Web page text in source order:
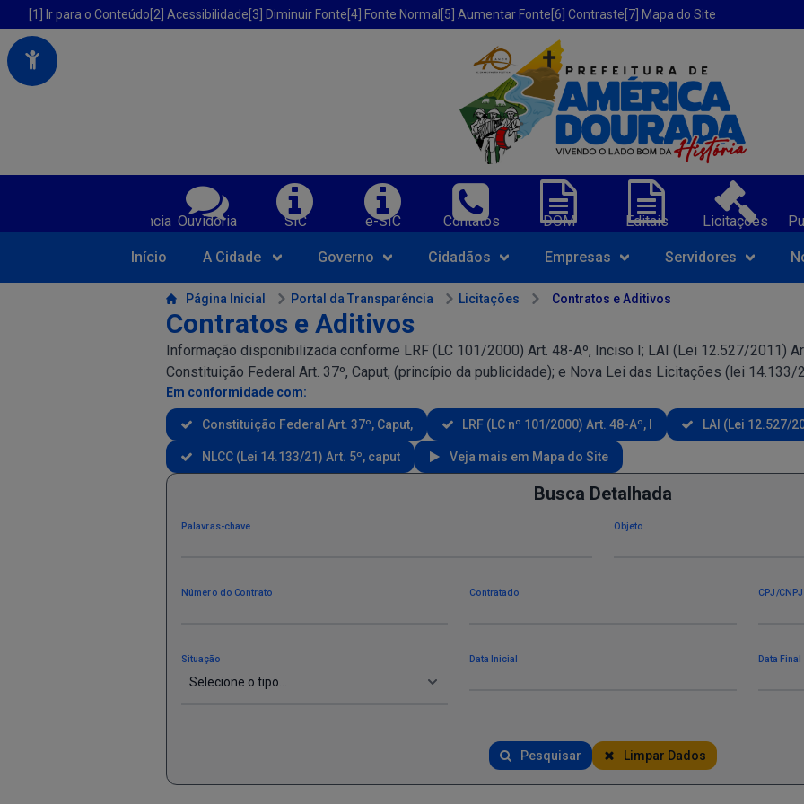
Portal da Prefeitura Municipal de America Dourada-BA
Acessibilidade da Prefeitura de America Dourada-BA
[1] Ir para o Conteúdo [2] Acessibilidade [3] Diminuir Fonte [4] Fonte Normal [5] Aumentar Fonte [6] Contraste [7] Mapa do Site
Serviços da Prefeitura Municipal de America Dourada-BA;
Transparência Ouvidoria SIC e-SIC Contatos DOM Editais Licitações
Navegue pelo portal da
Início A Cidade Governo Cidadãos Empresas Servidores
Conteúdo da Prefeitura de America Dourada-BA
Página Inicial Portal da Transparência Licitações Contratos e Aditivos
Contratos e Aditivos
Informação disponibilizada conforme LRF (LC 101/2000) Art. 48-Aº, Inciso I; LAI (Lei 12.527/2011)
Constituição Federal Art. 37º, Caput, (princípio da publicidade); e Nova Lei das Licitações (lei 14.133/
Em conformidade com:
Constituição Federal Art. 37º, Caput, LRF (LC nº 101/2000) Art. 48-Aº, I LAI (Lei 12.527/
NLCC (Lei 14.133/21) Art. 5º, caput Veja mais em Mapa do Site
Busca Detalhada
Palavras-chave Objeto
Número do Contrato Contratado CPJ/CNPJ
Situação Data Inicial Data Final
Pesquisar Limpar Dados